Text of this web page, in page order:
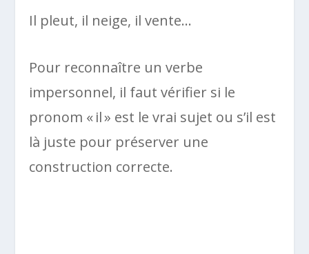
Il pleut, il neige, il vente…
Pour reconnaître un verbe
impersonnel, il faut vérifier si le
pronom « il » est le vrai sujet ou s’il est
là juste pour préserver une
construction correcte.